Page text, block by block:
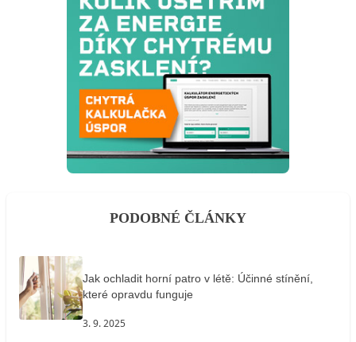
PODOBNÉ ČLÁNKY
Jak ochladit horní patro v létě: Účinné stínění,
které opravdu funguje
3. 9. 2025